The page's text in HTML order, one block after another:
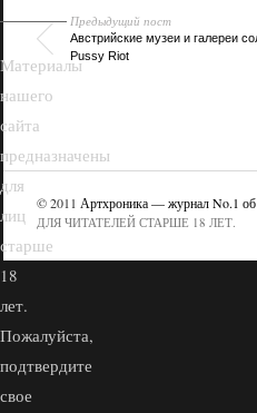
Предыдущий пост
Австрийские музеи и галереи
Pussy Riot
© 2011 Артхроника — журнал No.1 об
ДЛЯ ЧИТАТЕЛЕЙ СТАРШЕ 18 ЛЕТ.
Материалы
нашего
сайта
предназначены
для
лиц
старше
18
лет.
Пожалуйста,
подтвердите
свое